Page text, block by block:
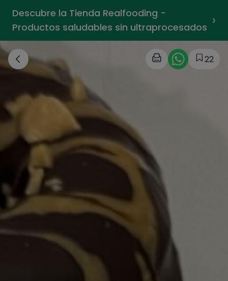
Descubre la Tienda Realfooding -
Productos saludables sin ultraprocesados ›
22